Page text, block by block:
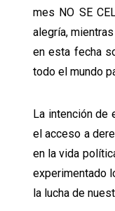
mes NO SE
alegría,
en esta fecha
todo el mundo
La intención de
el acceso a
en la vida
experimentado
la lucha de